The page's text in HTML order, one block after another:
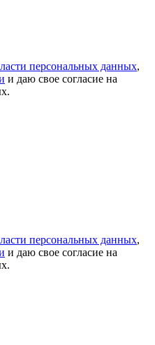
персональных данных,
и даю свое согласие на
персональных данных,
и даю свое согласие на